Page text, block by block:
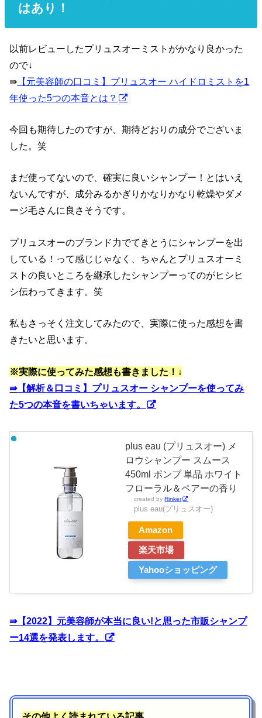
はあり！
以前レビューしたプリュスオーミストがかなり良かった
ので↓
⇛ 【元美容師の口コミ】プリュスオー ハイドロミストを1
年使った5つの本音とは？
今回も期待したのですが、期待どおりの成分でございま
した。笑
まだ使ってないので、確実に良いシャンプー！とはいえ
ないんですが、成分みるかぎりかなりかなり乾燥やダメ
ージ毛さんに良さそうです。
プリュスオーのブランド力でてきとうにシャンプーを出
している！って感じじゃなく、ちゃんとプリュスオーミ
ストの良いところを継承したシャンプーってのがヒシヒ
シ伝わってきます。笑
私もさっそく注文してみたので、実際に使った感想を書
きたいと思います。
※実際に使ってみた感想も書きました！↓
⇛【解析＆口コミ】プリュスオー シャンプーを使ってみ
た5つの本音を書いちゃいます。
plus eau (プリュスオー) メ
ロウシャンプー スムース
450ml ポンプ 単品 ホワイト
フローラル＆ペアーの香り
created by Rinker
plus eau(プリュスオー)
Amazon
楽天市場
Yahooショッピング
⇛【2022】元美容師が本当に良い!と思った市販シャンプ
ー14選を発表します。